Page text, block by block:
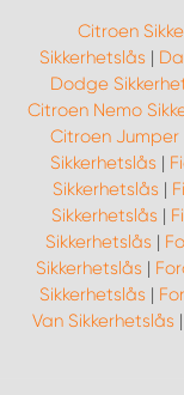
Citroen
Sikkerhetslås |
Dodge
Citroen Nemo
Citroen Jumper
Sikkerhetslås |
Sikkerhetslås |
Sikkerhetslås |
Sikkerhetslås |
Sikkerhetslås |
Sikkerhetslås |
Van Sikkerhetslås |